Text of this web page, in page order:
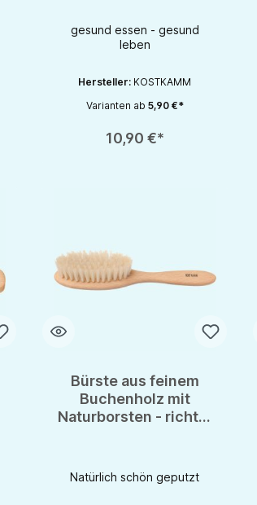
gesund essen - gesund
leben
Hersteller: KOSTKAMM
Varianten ab 5,90 €*
10,90 €*
Bürste aus feinem
Buchenholz mit
Naturborsten - richtig
Natürlich schön geputzt